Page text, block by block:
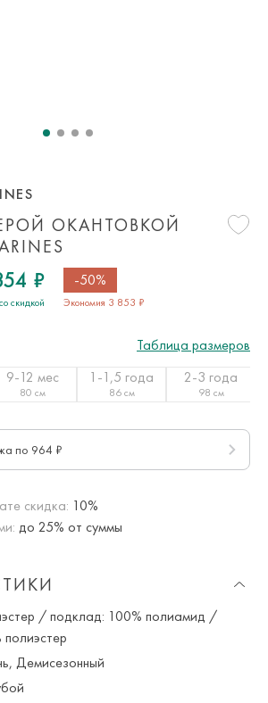
ОКАНТОВКОЙ
₽
скидкой
-50%
Экономия 3 853 ₽
Таблица размеров
9-12 мес
80 см
1-1,5 года
86 см
2-3 года
98 см
по 964 ₽
скидка: 10%
до 25% от суммы
/ подклад: 100% полиамид /
Демисезонный